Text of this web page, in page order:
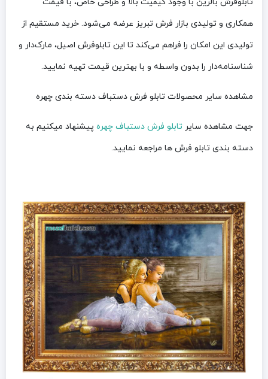
همکاری و تولیدی بازار فرش تبریز عرضه می‌شود. خرید مستقیم از
تولیدی این امکان را فراهم می‌کند تا این تابلوفرش اصیل، مارک‌دار و
شناسنامه‌دار را بدون واسطه و با بهترین قیمت تهیه نمایید.
مشاهده سایر محصولات تابلو فرش دستباف دسته بندی چهره
جهت مشاهده سایر تابلو فرش دستباف چهره پیشنهاد میکنیم به
دسته بندی تابلو فرش ها مراجعه نمایید.